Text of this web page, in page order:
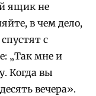
ящик не
в чем дело,
с
„Так мне и
Когда вы
вечера».